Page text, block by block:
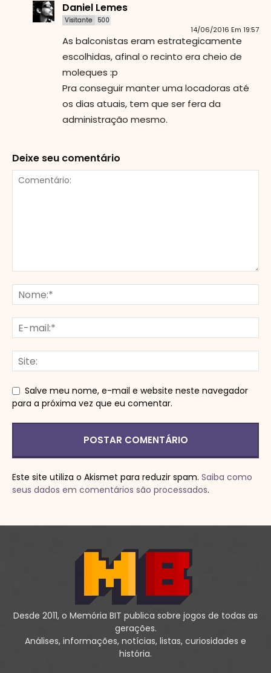
Daniel Lemes
Visitante 500
14/06/2016 Em 19:57
As balconistas eram estrategicamente
escolhidas, afinal o recinto era cheio de
moleques :p
Pra conseguir manter uma locadoras até
os dias atuais, tem que ser fera da
administração mesmo.
Deixe seu comentário
Salve meu nome, e-mail e website neste navegador
para a próxima vez que eu comentar.
Este site utiliza o Akismet para reduzir spam. Saiba como
seus dados em comentários são processados.
Desde 2011, o Memória BIT publica sobre jogos de todas as
gerações.
Análises, informações, notícias, listas, curiosidades e
história.